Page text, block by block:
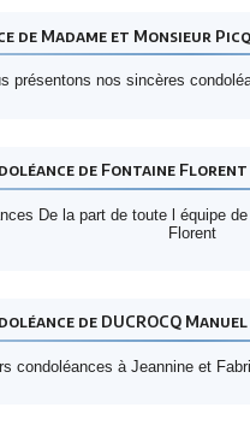
de Madame et Monsieur
présentons nos sincères
de Fontaine Florent
De la part de toute l équipe
Florent
de DUCROCQ
condoléances à Jeannine et